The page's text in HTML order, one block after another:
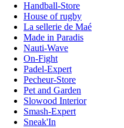
Handball-Store
House of rugby
La sellerie de Maé
Made in Paradis
Nauti-Wave
On-Fight
Padel-Expert
Pecheur-Store
Pet and Garden
Slowood Interior
Smash-Expert
Sneak'In